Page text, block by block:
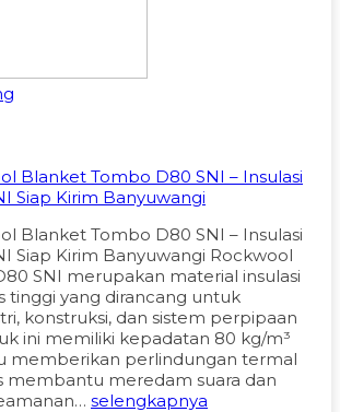
Blanket Tombo D80 SNI – Insulasi
Siap Kirim Banyuwangi
Blanket Tombo D80 SNI – Insulasi
Siap Kirim Banyuwangi Rockwool
SNI merupakan material insulasi
tinggi yang dirancang untuk
konstruksi, dan sistem perpipaan
ini memiliki kepadatan 80 kg/m³
memberikan perlindungan termal
membantu meredam suara dan
selengkapnya